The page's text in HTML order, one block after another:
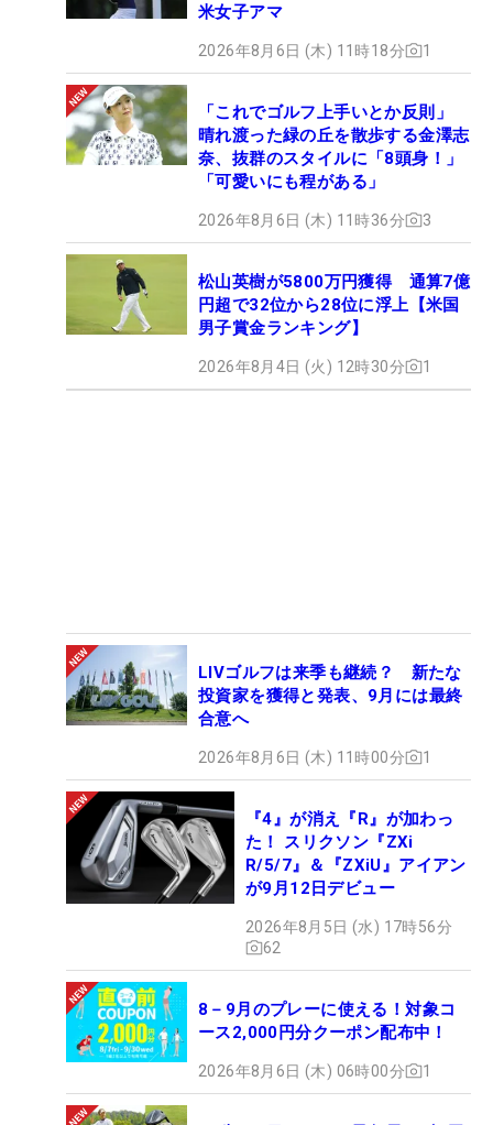
米女子アマ
2026年8月6日 (木) 11時18分 1
「これでゴルフ上手いとか反則」
晴れ渡った緑の丘を散歩する金澤志
奈、抜群のスタイルに「8頭身！」
「可愛いにも程がある」
2026年8月6日 (木) 11時36分 3
松山英樹が5800万円獲得 通算7億
円超で32位から28位に浮上【米国
男子賞金ランキング】
2026年8月4日 (火) 12時30分 1
LIVゴルフは来季も継続？ 新たな
投資家を獲得と発表、9月には最終
合意へ
2026年8月6日 (木) 11時00分 1
『4』が消え『R』が加わっ
た！ スリクソン『ZXi
R/5/7』＆『ZXiU』アイアン
が9月12日デビュー
2026年8月5日 (水) 17時56分
62
8－9月のプレーに使える！対象コ
ース2,000円分クーポン配布中！
2026年8月6日 (木) 06時00分 1